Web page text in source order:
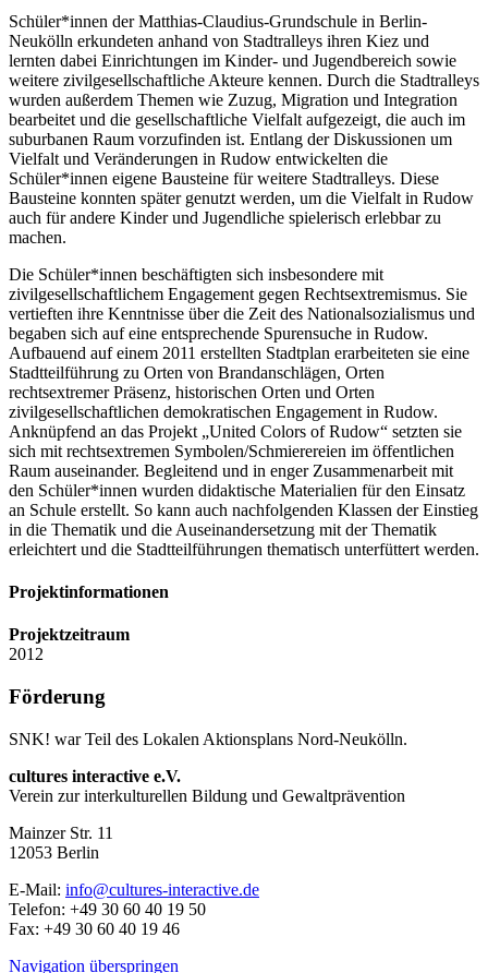
Schüler*innen der Matthias-Claudius-Grundschule in Berlin-
Neukölln erkundeten anhand von Stadtralleys ihren Kiez und
lernten dabei Einrichtungen im Kinder- und Jugendbereich sowie
weitere zivilgesellschaftliche Akteure kennen. Durch die Stadtralleys
wurden außerdem Themen wie Zuzug, Migration und Integration
bearbeitet und die gesellschaftliche Vielfalt aufgezeigt, die auch im
suburbanen Raum vorzufinden ist. Entlang der Diskussionen um
Vielfalt und Veränderungen in Rudow entwickelten die
Schüler*innen eigene Bausteine für weitere Stadtralleys. Diese
Bausteine konnten später genutzt werden, um die Vielfalt in Rudow
auch für andere Kinder und Jugendliche spielerisch erlebbar zu
machen.
Die Schüler*innen beschäftigten sich insbesondere mit
zivilgesellschaftlichem Engagement gegen Rechtsextremismus. Sie
vertieften ihre Kenntnisse über die Zeit des Nationalsozialismus und
begaben sich auf eine entsprechende Spurensuche in Rudow.
Aufbauend auf einem 2011 erstellten Stadtplan erarbeiteten sie eine
Stadtteilführung zu Orten von Brandanschlägen, Orten
rechtsextremer Präsenz, historischen Orten und Orten
zivilgesellschaftlichen demokratischen Engagement in Rudow.
Anknüpfend an das Projekt „United Colors of Rudow“ setzten sie
sich mit rechtsextremen Symbolen/Schmierereien im öffentlichen
Raum auseinander. Begleitend und in enger Zusammenarbeit mit
den Schüler*innen wurden didaktische Materialien für den Einsatz
an Schule erstellt. So kann auch nachfolgenden Klassen der Einstieg
in die Thematik und die Auseinandersetzung mit der Thematik
erleichtert und die Stadtteilführungen thematisch unterfüttert werden.
Projektinformationen
Projektzeitraum
2012
Förderung
SNK! war Teil des Lokalen Aktionsplans Nord-Neukölln.
cultures interactive e.V.
Verein zur interkulturellen Bildung und Gewaltprävention
Mainzer Str. 11
12053 Berlin
E-Mail: info@cultures-interactive.de
Telefon: +49 30 60 40 19 50
Fax: +49 30 60 40 19 46
Navigation überspringen